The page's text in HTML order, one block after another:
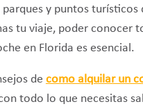
y puntos
tu viaje, poder conocer
en Florida es esencial.
de como alquilar un
todo lo que necesitas